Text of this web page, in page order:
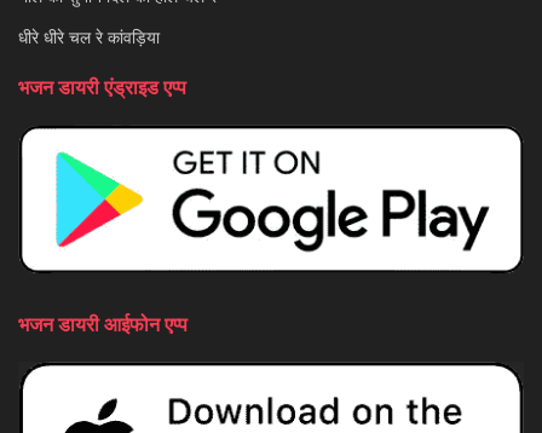
धीरे धीरे चल रे कांवड़िया
भजन डायरी एंड्राइड एप्प
भजन डायरी आईफोन एप्प